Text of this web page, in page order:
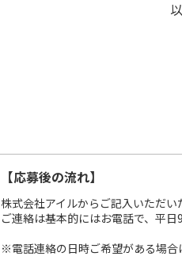
【応募後の流れ】
株式会社アイルからご記入いただい
ご連絡は基本的にはお電話で、平日
※電話連絡の日時ご希望がある場合